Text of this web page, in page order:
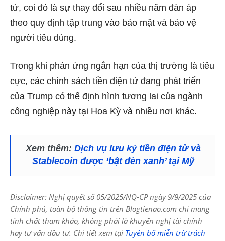
tử, coi đó là sự thay đổi sau nhiều năm đàn áp
theo quy định tập trung vào bảo mật và bảo vệ
người tiêu dùng.
Trong khi phản ứng ngắn hạn của thị trường là tiêu
cực, các chính sách tiền điện tử đang phát triển
của Trump có thể định hình tương lai của ngành
công nghiệp này tại Hoa Kỳ và nhiều nơi khác.
Xem thêm: Dịch vụ lưu ký tiền điện tử và
Stablecoin được ‘bật đèn xanh’ tại Mỹ
Disclaimer: Nghị quyết số 05/2025/NQ-CP ngày 9/9/2025 của
Chính phủ, toàn bộ thông tin trên Blogtienao.com chỉ mang
tính chất tham khảo, không phải là khuyến nghị tài chính
hay tư vấn đầu tư. Chi tiết xem tại Tuyên bố miễn trừ trách